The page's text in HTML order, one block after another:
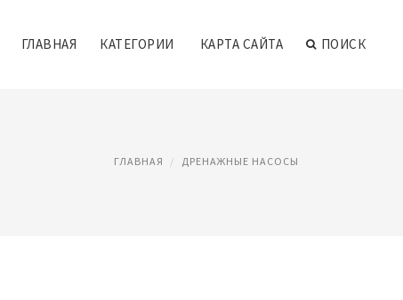
ГЛАВНАЯ КАТЕГОРИИ КАРТА САЙТА ПОИСК
ГЛАВНАЯ ДРЕНАЖНЫЕ НАСОСЫ